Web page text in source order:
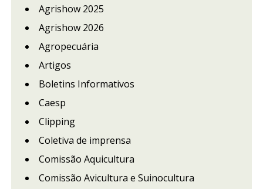
Agrishow 2025
Agrishow 2026
Agropecuária
Artigos
Boletins Informativos
Caesp
Clipping
Coletiva de imprensa
Comissão Aquicultura
Comissão Avicultura e Suinocultura